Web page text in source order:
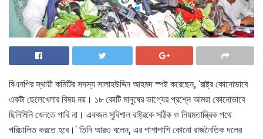
বিএনপির স্থায়ী কমিটির সদস্য সালাহউদ্দিন আহমদ স্পষ্ট করেছেন, ‘রাষ্ট্র কোনোভাবে
একটা ছেলেখেলার বিষয় নয়। ১৮ কোটি মানুষের ভাগ্যের প্রশ্নে আমরা কোনোভাবে
ছিনিমিনি খেলতে পারি না। একজন সুবিশাল রাষ্ট্রকে সঠিক ও নিয়মতান্ত্রিক পথে
পরিচালিত করতে হবে।’ তিনি আরও বলেন, এর পাশাপাশি কোনো রাজনৈতিক দলের